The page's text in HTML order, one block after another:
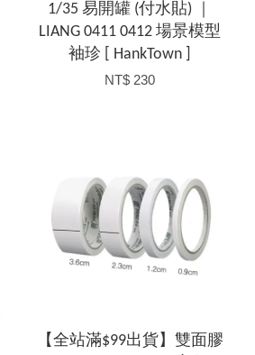
1/35 易開罐 (付水貼) ｜
LIANG 0411 0412 場景模型
袖珍 [ HankTown ]
NT$ 230
【全站滿$99出貨】雙面膠